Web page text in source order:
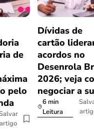
de
pelo
Salvar
artigo
Dívidas de
cartão
acordos no
Desenrola
2026; veja
negociar a
6 min
Leitura